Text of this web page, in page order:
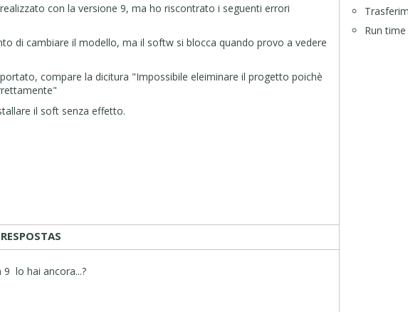
con la versione 9, ma ho riscontrato i seguenti errori
di cambiare il modello, ma il softw si blocca quando provo a vedere
compare la dicitura "Impossibile eleiminare il progetto poichè
il soft senza effetto.
lo hai ancora...?
Run